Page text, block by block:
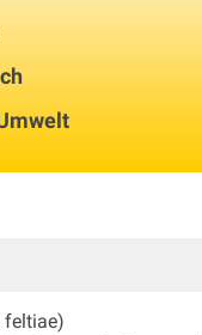
feltiae)